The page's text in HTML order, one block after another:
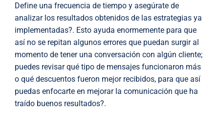
Define una frecuencia de tiempo y asegúrate de
analizar los resultados obtenidos de las estrategias ya
implementadas?. Esto ayuda enormemente para que
así no se repitan algunos errores que puedan surgir al
momento de tener una conversación con algún cliente;
puedes revisar qué tipo de mensajes funcionaron más
o qué descuentos fueron mejor recibidos, para que así
puedas enfocarte en mejorar la comunicación que ha
traído buenos resultados?.